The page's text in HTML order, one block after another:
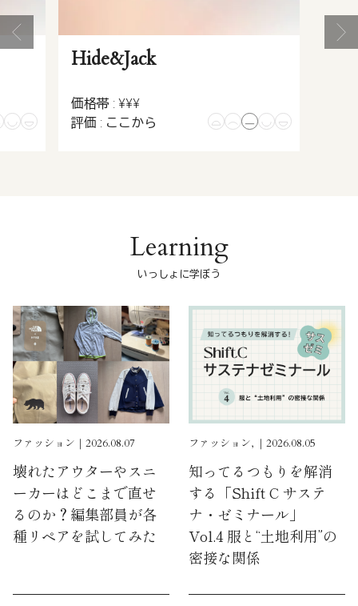
Hide&Jack
価格帯 : ¥¥¥
評価 : ここから
Learning
いっしょに学ぼう
ファッション｜2026.08.07
壊れたアウターやスニ
ーカーはどこまで直せ
るのか？編集部員が各
種リペアを試してみた
ファッション, ｜2026.08.05
知ってるつもりを解消
する「Shift C サステ
ナ・ゼミナール」
Vol.4 服と“土地利用”の
密接な関係